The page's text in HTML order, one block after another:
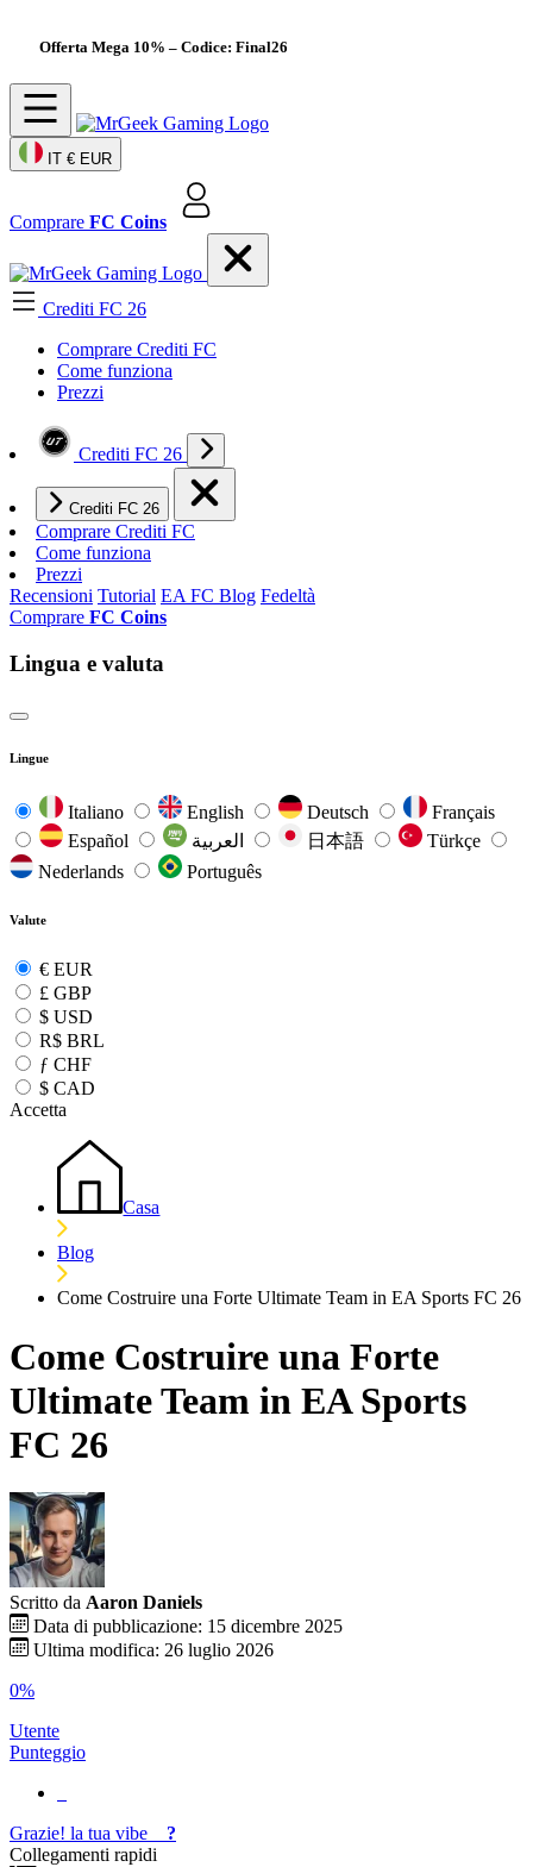
Offerta Mega 10% – Codice: Final26
IT € EUR
Comprare FC Coins
Crediti FC 26
Comprare Crediti FC
Come funziona
Prezzi
Crediti FC 26
Crediti FC 26
Comprare Crediti FC
Come funziona
Prezzi
Recensioni Tutorial EA FC Blog Fedeltà
Comprare FC Coins
Lingua e valuta
Lingue
Italiano English Deutsch
Français
Español
日本語
Türkçe
Nederlands
Português
Valute
€ EUR
£ GBP
$ USD
R$ BRL
ƒ CHF
$ CAD
Accetta
Casa
Blog
Come Costruire una Forte Ultimate Team in EA Sports FC 26
Come Costruire una Forte
Ultimate Team in EA Sports
FC 26
Scritto da Aaron Daniels
Data di pubblicazione: 15 dicembre 2025
Ultima modifica: 26 luglio 2026
0%
Utente
Punteggio
Grazie! la tua vibe
?
Collegamenti rapidi